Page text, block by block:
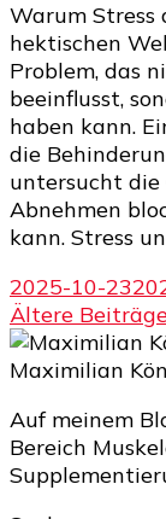
Warum Stress
hektischen
Problem, das
beeinflusst,
haben kann.
die
untersucht die
Abnehmen
kann. Stress
2025-10-23
Ältere
Maximilian
Auf meinem
Bereich